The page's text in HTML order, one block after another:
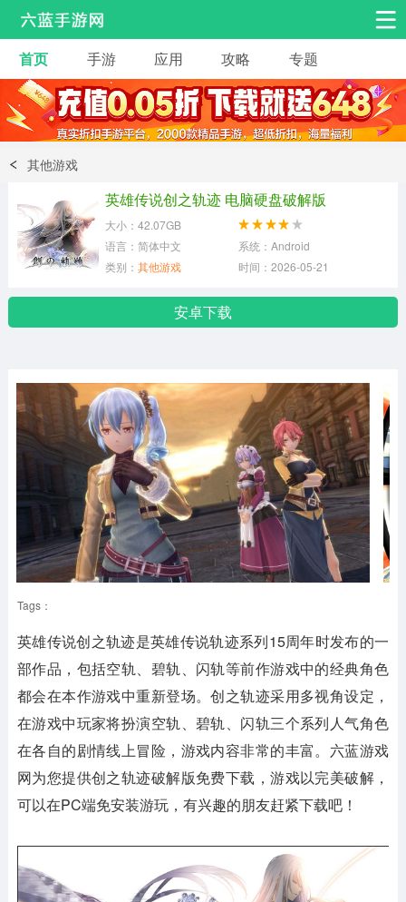
安卓手游 手游工具
热门手游 角色扮演 益智休闲
动作射击
冒险解谜 经营养成
首页 手游 应用 攻略 专题
其他游戏
英雄传说创之轨迹 电脑硬盘破解版
大小：42.07GB
语言：简体中文
系统：Android
类别： 其他游戏 时间：2026-05-21
安卓下载
Tags：
英雄传说创之轨迹是英雄传说轨迹系列15周年时发布的一
部作品，包括空轨、碧轨、闪轨等前作游戏中的经典角色
都会在本作游戏中重新登场。创之轨迹采用多视角设定，
在游戏中玩家将扮演空轨、碧轨、闪轨三个系列人气角色
在各自的剧情线上冒险，游戏内容非常的丰富。六蓝游戏
网为您提供创之轨迹破解版免费下载，游戏以完美破解，
可以在PC端免安装游玩，有兴趣的朋友赶紧下载吧！